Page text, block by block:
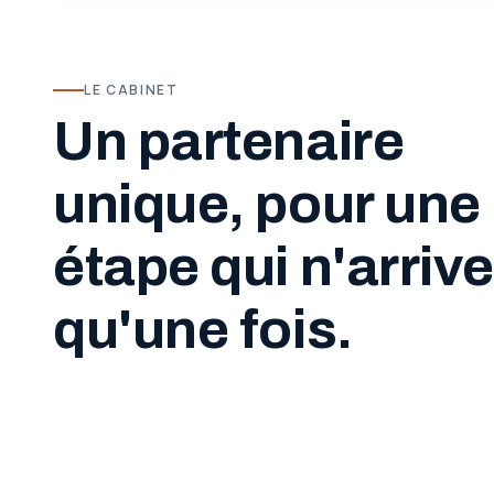
LE CABINET
Un partenaire
unique, pour une
étape qui n'arrive
qu'une fois.